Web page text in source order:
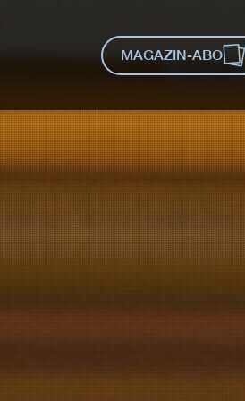
MAGAZIN-ABO